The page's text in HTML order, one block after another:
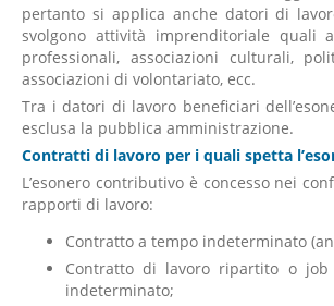
pertanto si applica anche datori di
svolgono attività imprenditoriale quali
professionali, associazioni culturali,
associazioni di volontariato, ecc.
Tra i datori di lavoro beneficiari
esclusa la pubblica amministrazione.
Contratti di lavoro per i quali spetta
L’esonero contributivo è concesso nei
rapporti di lavoro:
Contratto a tempo indeterminato
Contratto di lavoro ripartito o
indeterminato;